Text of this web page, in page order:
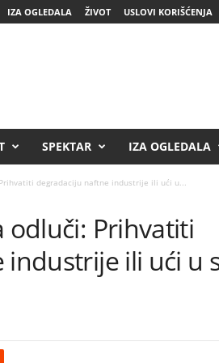
IZA OGLEDALA ŽIVOT USLOVI KORIŠĆENJA
SPEKTAR IZA OGLEDALA
degradaciju naftne industrije ili ući u...
odluči: Prihvatiti
ili ući u